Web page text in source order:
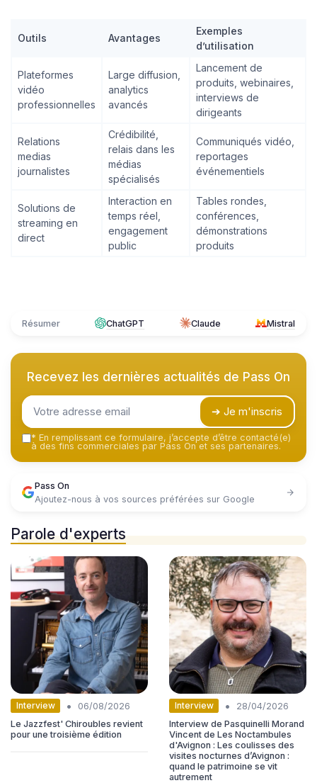
Outils Avantages
Exemples
d’utilisation
Plateformes
vidéo
professionnelles
Large diffusion,
analytics
avancés
Lancement de
produits, webinaires,
interviews de
dirigeants
Relations
medias
journalistes
Crédibilité,
relais dans les
médias
spécialisés
Communiqués vidéo,
reportages
événementiels
Solutions de
streaming en
direct
Interaction en
temps réel,
engagement
public
Tables rondes,
conférences,
démonstrations
produits
Résumer ChatGPT Claude Mistral
Recevez les dernières actualités de Pass On
➔ Je m'inscris
* En remplissant ce formulaire, j’accepte d’être contacté(e)
à des fins commerciales par Pass On et ses partenaires.
Pass On
Ajoutez-nous à vos sources préférées sur Google
Parole d'experts
Interview •
06/08/2026
Le Jazzfest' Chiroubles revient
pour une troisième édition
Interview •
28/04/2026
Interview de Pasquinelli Morand
Vincent de Les Noctambules
d'Avignon : Les coulisses des
visites nocturnes d’Avignon :
quand le patrimoine se vit
autrement